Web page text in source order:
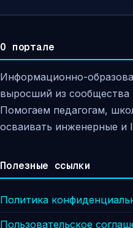
О портале
Информационно-
выросший из сообщества
Помогаем педагогам,
осваивать инженерные и
Полезные ссылки
Политика
Пользовательское